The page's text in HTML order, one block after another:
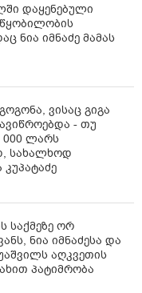
ყელის
შესაბამისი
სიცოცხლეს
კვალზე
ჩადენის
353-ე
დაყენებული
ნია იმნაძე მამას
ვისაც გიგა
- თუ
000 ლარს
სახალხოდ
კუპატაძე
საქმეზე ორ
ნია იმნაძესა და
აღკვეთის
პატიმრობა